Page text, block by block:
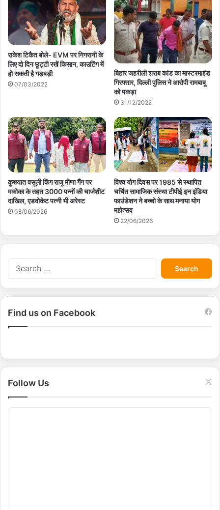
राकेश टिकैत बोले- EVM पर निगरानी के
लिए दो दिन छुट्टी रखें किसान, काउटिंग में
हो सकती है गड़बड़ी
07/03/2022
बिहार जहरीली शराब कांड का मास्टरमाइंड
गिरफ्तार, दिल्ली पुलिस ने आरोपी रामबाबू
को पकड़ा
31/12/2022
कुख्यात वसूली किंग राजू मीणा गैंग पर
मकोका के तहत 3000 पन्नों की चार्जशीट
दाखिल, एडवोकेट पत्नी भी अरेस्ट
08/06/2026
विश्व योग दिवस पर 1985 से स्थापित
चर्चित सामाजिक संस्था टीपीई इन इंडिया
फाउंडेशन ने बच्चो के साथ मनाया योग
महोत्सव
22/06/2026
S
e
a
r
r
:
Find us on Facebook
Follow Us